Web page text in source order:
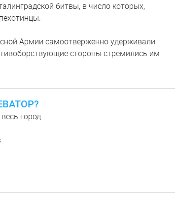
битвы, в число которых,
Армии самоотверженно удерживали
стороны стремились им
город